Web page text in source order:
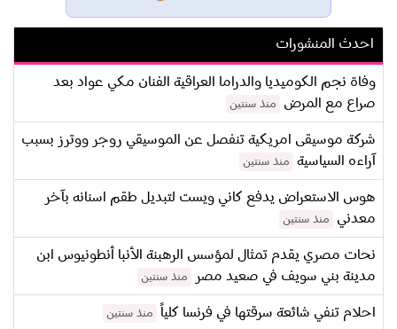
احدث المنشورات
وفاة نجم الكوميديا والدراما العراقية الفنان مكي عواد بعد
صراع مع المرض
منذ سنتين
شركة موسيقى امريكية تنفصل عن الموسيقي روجر ووترز بسبب
آراءه السياسية
منذ سنتين
هوس الاستعراض يدفع كاني ويست لتبديل طقم اسنانه بآخر
معدني
منذ سنتين
نحات مصري يقدم تمثال لمؤسس الرهبنة الأنبا أنطونيوس ابن
مدينة بني سويف في صعيد مصر
منذ سنتين
احلام تنفي شائعة سرقتها في فرنسا كلياً منذ سنتين